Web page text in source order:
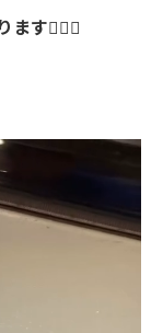
す🙇‍♂️✨️